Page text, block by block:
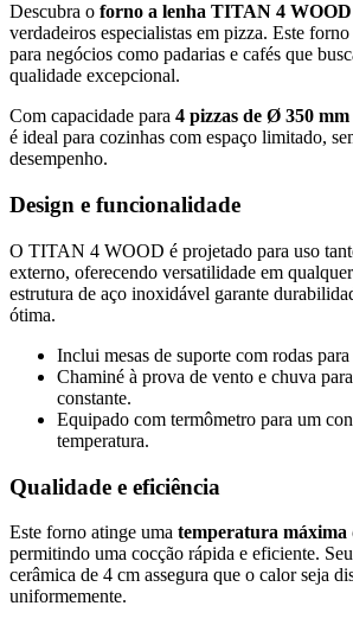
Descubra o forno a lenha TITAN 4 WOOD
verdadeiros especialistas em pizza. Este
para negócios como padarias e cafés que
qualidade excepcional.
Com capacidade para 4 pizzas de Ø 350 mm
é ideal para cozinhas com espaço limitado,
desempenho.
Design e funcionalidade
O TITAN 4 WOOD é projetado para uso
externo, oferecendo versatilidade em
estrutura de aço inoxidável garante
ótima.
Inclui mesas de suporte com rodas
Chaminé à prova de vento e chuva
constante.
Equipado com termômetro para um
temperatura.
Qualidade e eficiência
Este forno atinge uma temperatura máxima
permitindo uma cocção rápida e eficiente.
cerâmica de 4 cm assegura que o calor seja
uniformemente.